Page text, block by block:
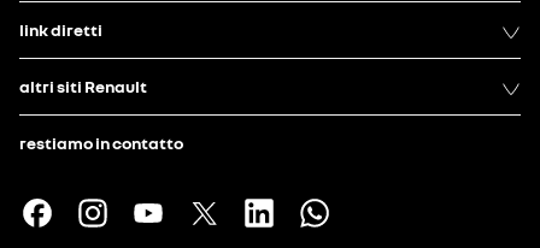
link diretti
altri siti Renault
restiamo in contatto